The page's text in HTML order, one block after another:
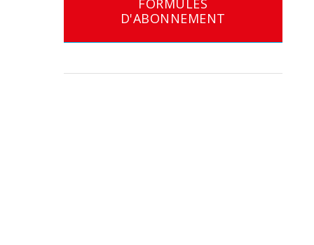
D'ABONNEMENT